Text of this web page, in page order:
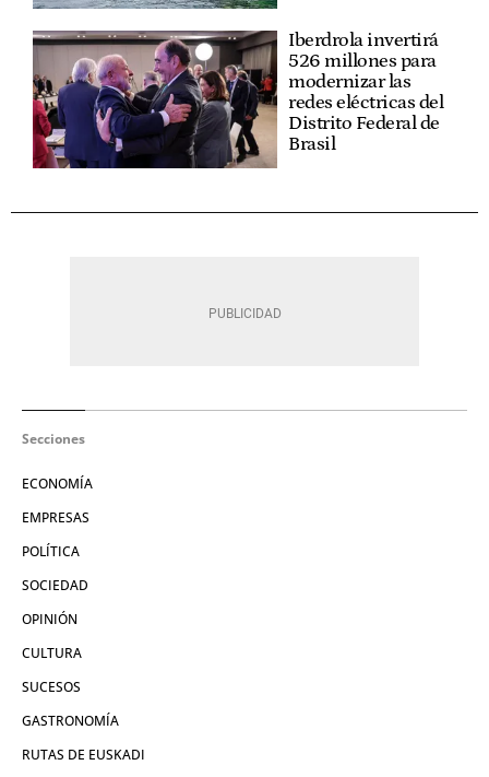
Iberdrola invertirá
526 millones para
modernizar las
redes eléctricas del
Distrito Federal de
Brasil
Secciones
ECONOMÍA
EMPRESAS
POLÍTICA
SOCIEDAD
OPINIÓN
CULTURA
SUCESOS
GASTRONOMÍA
RUTAS DE EUSKADI